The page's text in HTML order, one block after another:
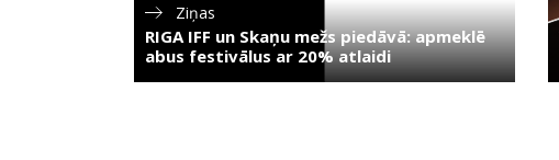
Ziņas
RIGA IFF un Skaņu mežs piedāvā: apmeklē
abus festivālus ar 20% atlaidi